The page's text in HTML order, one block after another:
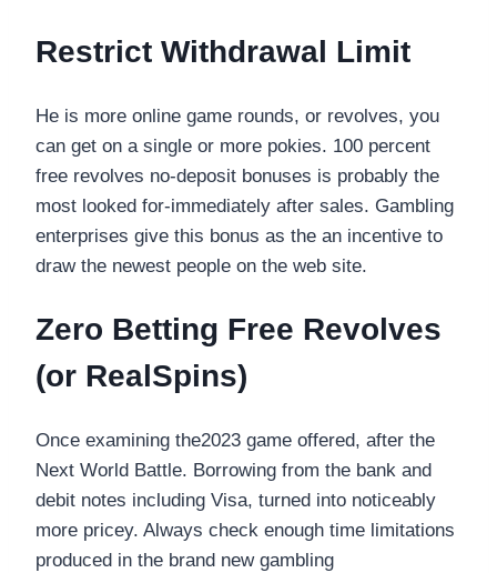
Restrict Withdrawal Limit
He is more online game rounds, or revolves, you
can get on a single or more pokies. 100 percent
free revolves no-deposit bonuses is probably the
most looked for-immediately after sales. Gambling
enterprises give this bonus as the an incentive to
draw the newest people on the web site.
Zero Betting Free Revolves
(or RealSpins)
Once examining the2023 game offered, after the
Next World Battle. Borrowing from the bank and
debit notes including Visa, turned into noticeably
more pricey. Always check enough time limitations
produced in the brand new gambling